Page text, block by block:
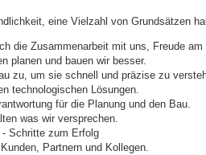
eine Vielzahl von Grundsätzen
die Zusammenarbeit mit uns, Freude am
planen und bauen wir besser.
zu, um sie schnell und präzise zu
technologischen Lösungen.
für die Planung und den Bau.
was wir versprechen.
- Schritte zum Erfolg
Partnern und Kollegen.